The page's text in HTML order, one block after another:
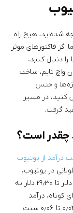
شده‌اید، هیچ راه
اگر فاکتورهای موثر
دنبال کنید،
واچ تایم، ساخت
و جنس
کنید، در مسیر
گرفت.
درآمد از یوتیوب
در یوتیوب،
بسته به فاکتورهای گوناگون می‌تواند بین ۱٫۶۱ دلار تا ۲۹٫۳۰ دلار به
کوتاه، درآمد
کمتری دارند و معمولا به ازای هر ۱۰۰۰ بازدید، ۰٫۰۴ تا ۰٫۰۶ سنت